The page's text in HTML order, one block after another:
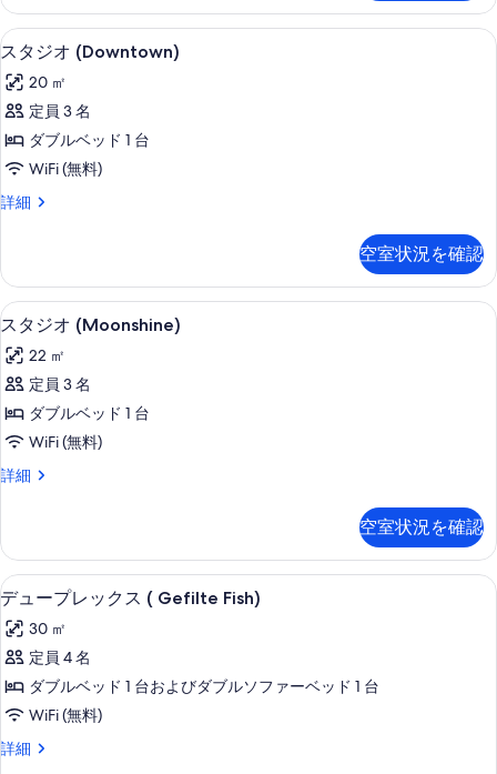
の
写
真
を
表
示
す
(Syracuse)
の
詳
ス
タ
ジ
オ
(Downtown)
の
す
て
の
写
真
を
表
示
す
5
スタジオ (Downtown)
20 ㎡
定員 3 名
ダブルベッド 1 台
WiFi (無料)
詳細
ス
(Downtown)
の
詳
空室状況を確認
ス
タ
ジ
オ
(Moonshine)
の
す
て
の
写
真
を
表
示
す
6
スタジオ (Moonshine)
22 ㎡
定員 3 名
ダブルベッド 1 台
WiFi (無料)
詳細
ス
(Moonshine)
の
詳
空室状況を確認
デ
ュ
ー
プ
レ
ク
6
デュープレックス ( Gefilte Fish)
30 ㎡
定員 4 名
ダブルベッド 1 台およびダブルソファーベッド 1 台
WiFi (無料)
詳細
デ